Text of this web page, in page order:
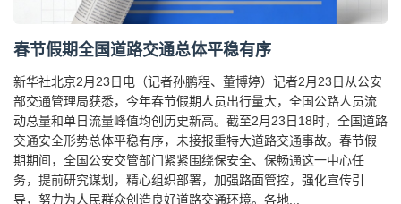
春节假期全国道路交通总体平稳有序
新华社北京2月23日电（记者孙鹏程、董博婷）记者2月23日从公安
部交通管理局获悉，今年春节假期人员出行量大，全国公路人员流
动总量和单日流量峰值均创历史新高。截至2月23日18时，全国道路
交通安全形势总体平稳有序，未接报重特大道路交通事故。春节假
期期间，全国公安交管部门紧紧围绕保安全、保畅通这一中心任
务，提前研究谋划，精心组织部署，加强路面管控，强化宣传引
导，努力为人民群众创造良好道路交通环境。各地...